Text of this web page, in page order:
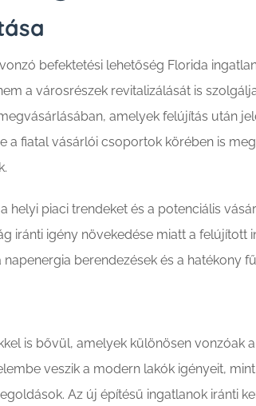
befektetési lehetőség Florida
a városrészek revitalizálását is
amelyek felújítás után
a fiatal vásárlói csoportok körében is
helyi piaci trendeket és a potenciális
iránti igény növekedése miatt a felújított
berendezések és a hatékony
is bővül, amelyek különösen vonzóak
veszik a modern lakók igényeit,
Az új építésű ingatlanok iránti